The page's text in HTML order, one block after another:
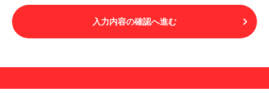
LIVINGご契約にあたり取得する個人情報の取り扱いについ
て」の内容をすべて承諾したものとみなされます。不承諾
の意思表示は、本サービスを利用しないことをもってのみ
用することはできません。
入力内容の確認へ進む